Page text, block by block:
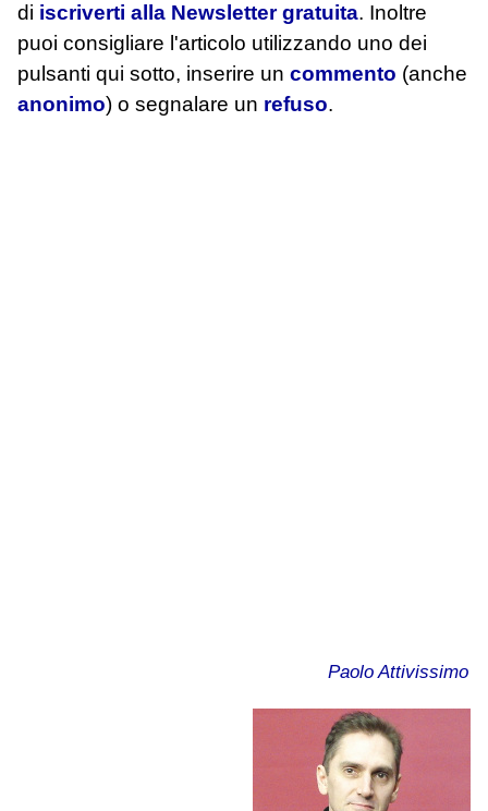
di iscriverti alla Newsletter gratuita. Inoltre
puoi consigliare l'articolo utilizzando uno dei
pulsanti qui sotto, inserire un commento (anche
anonimo) o segnalare un refuso.
Paolo Attivissimo